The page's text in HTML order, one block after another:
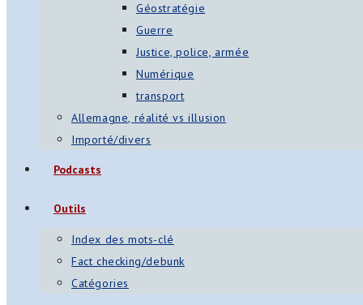
Géostratégie
Guerre
Justice, police, armée
Numérique
transport
Allemagne, réalité vs illusion
Importé/divers
Podcasts
Outils
Index des mots-clé
Fact checking/debunk
Catégories